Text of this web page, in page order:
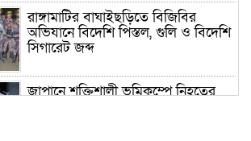
রাঙ্গামাটির বাঘাইছড়িতে বিজিবির
অভিযানে বিদেশি পিস্তল, গুলি ও বিদেশি
সিগারেট জব্দ
জাপানে শক্তিশালী ভূমিকম্পে নিহতের